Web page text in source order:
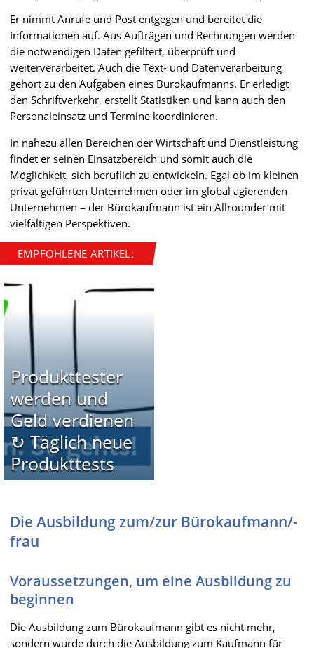
Er nimmt Anrufe und Post entgegen und bereitet die
Informationen auf. Aus Aufträgen und Rechnungen werden
die notwendigen Daten gefiltert, überprüft und
weiterverarbeitet. Auch die Text- und Datenverarbeitung
gehört zu den Aufgaben eines Bürokaufmanns. Er erledigt
den Schriftverkehr, erstellt Statistiken und kann auch den
Personaleinsatz und Termine koordinieren.
In nahezu allen Bereichen der Wirtschaft und Dienstleistung
findet er seinen Einsatzbereich und somit auch die
Möglichkeit, sich beruflich zu entwickeln. Egal ob im kleinen
privat geführten Unternehmen oder im global agierenden
Unternehmen – der Bürokaufmann ist ein Allrounder mit
vielfältigen Perspektiven.
EMPFOHLENE ARTIKEL:
Produkttester
werden und
Geld verdienen
↻ Täglich neue
Produkttests
Die Ausbildung zum/zur Bürokaufmann/-
frau
Voraussetzungen, um eine Ausbildung zu
beginnen
Die Ausbildung zum Bürokaufmann gibt es nicht mehr,
sondern wurde durch die Ausbildung zum Kaufmann für